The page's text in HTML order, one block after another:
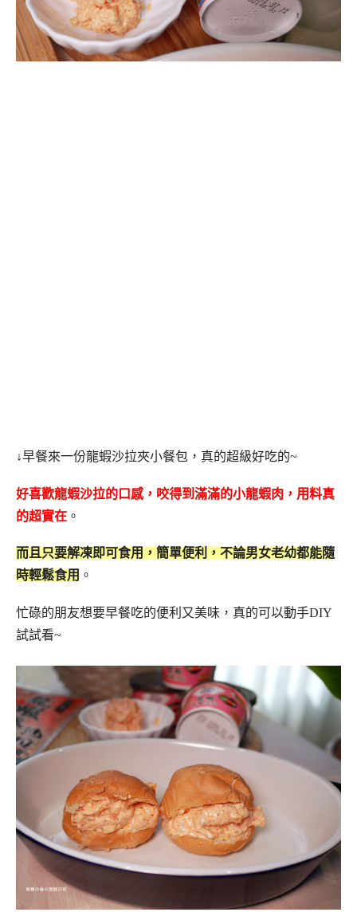
↓早餐來一份龍蝦沙拉夾小餐包，真的超級好吃的~
好喜歡龍蝦沙拉的口感，咬得到滿滿的小龍蝦肉，用料真
的超實在 。
而且只要解凍即可食用，簡單便利，不論男女老幼都能隨
時輕鬆食用 。
忙碌的朋友想要早餐吃的便利又美味，真的可以動手DIY
試試看~